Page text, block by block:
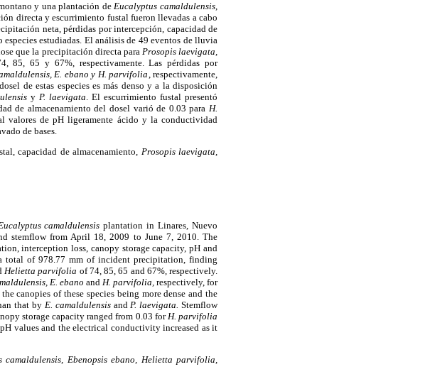
y una plantación deEucalyptus camaldulensis,
directa y escurrimiento fustal fueron llevadas a cabo
neta, pérdidas por intercepción, capacidad de
estudiadas. El análisis de 49 eventos de lluvia
que la precipitación directa paraProsopis laevigata,
85, 65 y 67%, respectivamente. Las pérdidas por
E. ebano y H. parvifolia, respectivamente,
de estas especies es más denso y a la disposición
y P. laevigata. El escurrimiento fustal presentó
de almacenamiento del dosel varió de 0.03 paraH.
valores de pH ligeramente ácido y la conductividad
de bases.
capacidad de almacenamiento, Prosopis laevigata,
camaldulensis plantation in Linares, Nuevo
stemflow from April 18, 2009 to June 7, 2010. The
interception loss, canopy storage capacity, pH and
total of 978.77 mm of incident precipitation, finding
Helietta parvifolia of 74, 85, 65 and 67%, respectively.
E. ebano and H. parvifolia, respectively, for
canopies of these species being more dense and the
that by E. camaldulensisand P. laevigata. Stemflow
storage capacity ranged from 0.03 for H. parvifolia
values and the electrical conductivity increased as it
camaldulensis, Ebenopsis ebano, Helietta parvifolia,